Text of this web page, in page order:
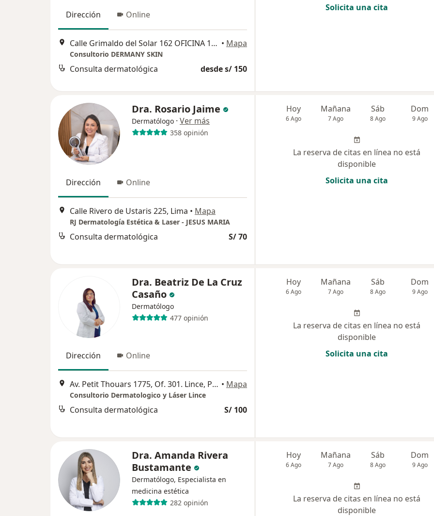
Dirección Online
Calle Grimaldo del Solar 162 OFICINA 1003, Miraflores • Mapa
Consultorio DERMANY SKIN
Consulta dermatológica desde s/ 150
Solicita una cita
Dra. Rosario Jaime
Dermatólogo · Ver más
358 opinión
Dirección Online
Calle Rivero de Ustaris 225, Lima • Mapa
RJ Dermatología Estética & Laser - JESUS MARIA
Consulta dermatológica S/ 70
Hoy
6 Ago
Mañana
7 Ago
Sáb
8 Ago
Dom
9 Ago
La reserva de citas en línea no está
disponible
Solicita una cita
Dra. Beatriz De La Cruz
Casaño
Dermatólogo
477 opinión
Dirección Online
Av. Petit Thouars 1775, Of. 301. Lince, Perú, Lima • Mapa
Consultorio Dermatologico y Láser Lince
Consulta dermatológica S/ 100
Hoy
6 Ago
Mañana
7 Ago
Sáb
8 Ago
Dom
9 Ago
La reserva de citas en línea no está
disponible
Solicita una cita
Dra. Amanda Rivera
Bustamante
Dermatólogo, Especialista en
medicina estética
282 opinión
Hoy
6 Ago
Mañana
7 Ago
Sáb
8 Ago
Dom
9 Ago
La reserva de citas en línea no está
disponible